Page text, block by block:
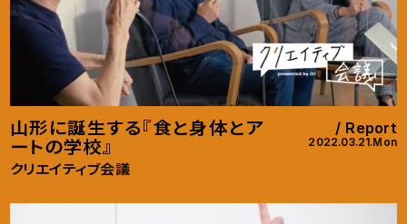
山形に誕生する『食と身体とア
ートの学校』
クリエイティブ会議
Report
2022.03.21.Mon